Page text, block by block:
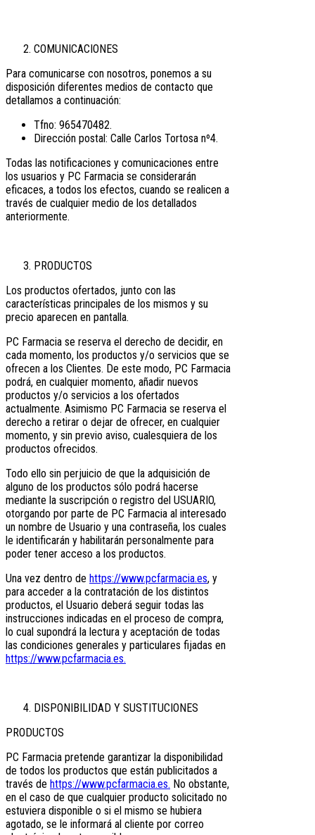
COMUNICACIONES
Para comunicarse con nosotros, ponemos a su
disposición diferentes medios de contacto que
detallamos a continuación:
Tfno: 965470482.
Dirección postal: Calle Carlos Tortosa nº4.
Todas las notificaciones y comunicaciones entre
los usuarios y PC Farmacia se considerarán
eficaces, a todos los efectos, cuando se realicen a
través de cualquier medio de los detallados
anteriormente.
PRODUCTOS
Los productos ofertados, junto con las
características principales de los mismos y su
precio aparecen en pantalla.
PC Farmacia se reserva el derecho de decidir, en
cada momento, los productos y/o servicios que se
ofrecen a los Clientes. De este modo, PC Farmacia
podrá, en cualquier momento, añadir nuevos
productos y/o servicios a los ofertados
actualmente. Asimismo PC Farmacia se reserva el
derecho a retirar o dejar de ofrecer, en cualquier
momento, y sin previo aviso, cualesquiera de los
productos ofrecidos.
Todo ello sin perjuicio de que la adquisición de
alguno de los productos sólo podrá hacerse
mediante la suscripción o registro del USUARIO,
otorgando por parte de PC Farmacia al interesado
un nombre de Usuario y una contraseña, los cuales
le identificarán y habilitarán personalmente para
poder tener acceso a los productos.
Una vez dentro de https://www.pcfarmacia.es, y
para acceder a la contratación de los distintos
productos, el Usuario deberá seguir todas las
instrucciones indicadas en el proceso de compra,
lo cual supondrá la lectura y aceptación de todas
las condiciones generales y particulares fijadas en
https://www.pcfarmacia.es.
DISPONIBILIDAD Y SUSTITUCIONES
PRODUCTOS
PC Farmacia pretende garantizar la disponibilidad
de todos los productos que están publicitados a
través de https://www.pcfarmacia.es. No obstante,
en el caso de que cualquier producto solicitado no
estuviera disponible o si el mismo se hubiera
agotado, se le informará al cliente por correo